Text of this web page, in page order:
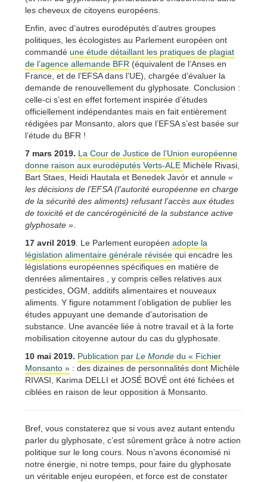
les cheveux de citoyens européens.
Enfin, avec d’autres eurodéputés d’autres groupes
politiques, les écologistes au Parlement européen ont
commandé une étude détaillant les pratiques de plagiat
de l’agence allemande BFR (équivalent de l’Anses en
France, et de l’EFSA dans l’UE), chargée d’évaluer la
demande de renouvellement du glyphosate. Conclusion :
celle-ci s’est en effet fortement inspirée d’études
officiellement indépendantes mais en fait entièrement
rédigées par Monsanto, alors que l’EFSA s’est basée sur
l’étude du BFR !
7 mars 2019. La Cour de Justice de l’Union européenne
donne raison aux eurodéputés Verts-ALE Michèle Rivasi,
Bart Staes, Heidi Hautala et Benedek Javór et annule «
les décisions de l’EFSA (l’autorité européenne en charge
de la sécurité des aliments) refusant l’accès aux études
de toxicité et de cancérogénicité de la substance active
glyphosate »
17 avril 2019 . Le Parlement européen adopte la
législation alimentaire générale révisée qui encadre les
législations européennes spécifiques en matière de
denrées alimentaires , y compris celles relatives aux
pesticides, OGM, additifs alimentaires et nouveaux
aliments. Y figure notamment l’obligation de publier les
études appuyant une demande d’autorisation de
substance. Une avancée liée à notre travail et à la forte
mobilisation citoyenne autour du cas du glyphosate.
10 mai 2019. Publication par Le Monde du « Fichier
Monsanto » : des dizaines de personnalités dont Michèle
RIVASI, Karima DELLI et JOSÉ BOVÉ ont été fichées et
ciblées en raison de leur opposition à Monsanto.
Bref, vous constaterez que si vous avez autant entendu
parler du glyphosate, c’est sûrement grâce à notre action
politique sur le long cours. Nous n’avons économisé ni
notre énergie, ni notre temps, pour faire du glyphosate
un véritable enjeu européen, et force est de constater